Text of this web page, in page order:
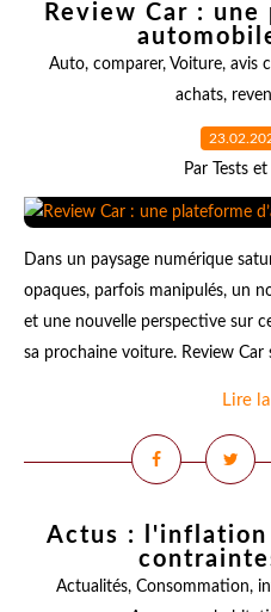
Review Car : une
Auto, comparer, Voiture, avis
achats,
Par Tests
Dans un paysage numérique
opaques, parfois manipulés, un
et une nouvelle perspective sur
sa prochaine voiture. Review
Lire
Actus : l'inflation
Actualités, Consommation,